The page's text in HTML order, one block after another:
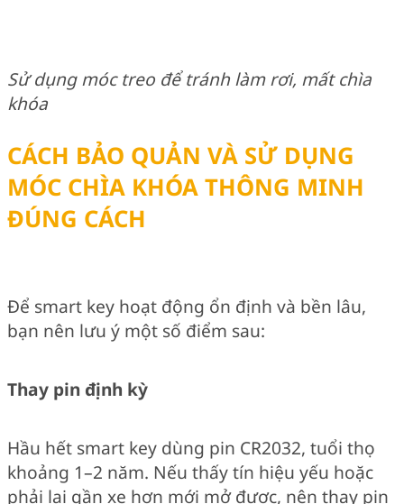
Sử dụng móc treo để tránh làm rơi, mất chìa
khóa
CÁCH BẢO QUẢN VÀ SỬ DỤNG
MÓC CHÌA KHÓA THÔNG MINH
ĐÚNG CÁCH
Để smart key hoạt động ổn định và bền lâu,
bạn nên lưu ý một số điểm sau:
Thay pin định kỳ
Hầu hết smart key dùng pin CR2032, tuổi thọ
khoảng 1–2 năm. Nếu thấy tín hiệu yếu hoặc
phải lại gần xe hơn mới mở được, nên thay pin